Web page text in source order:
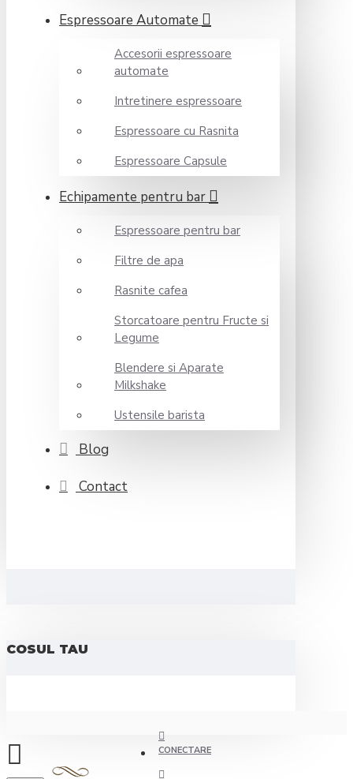
Espressoare Automate
Accesorii espressoare
automate
Intretinere espressoare
Espressoare cu Rasnita
Espressoare Capsule
Echipamente pentru bar
Espressoare pentru bar
Filtre de apa
Rasnite cafea
Storcatoare pentru Fructe si
Legume
Blendere si Aparate
Milkshake
Ustensile barista
Blog
Contact
COSUL TAU
CONECTARE